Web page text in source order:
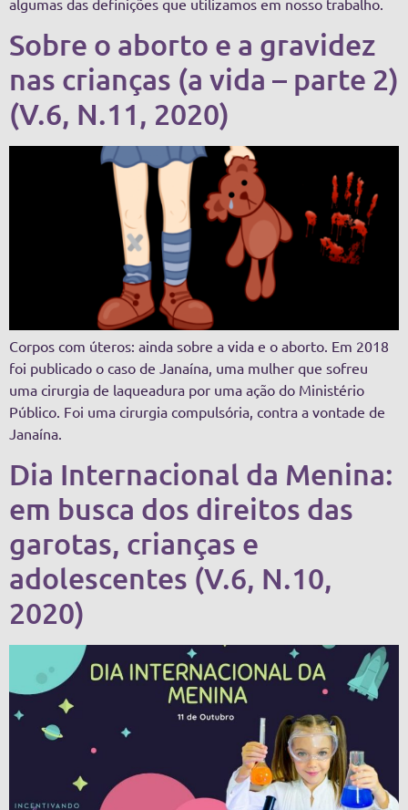
algumas das definições que utilizamos em nosso trabalho.
Sobre o aborto e a gravidez
nas crianças (a vida – parte 2)
(V.6, N.11, 2020)
Corpos com úteros: ainda sobre a vida e o aborto. Em 2018
foi publicado o caso de Janaína, uma mulher que sofreu
uma cirurgia de laqueadura por uma ação do Ministério
Público. Foi uma cirurgia compulsória, contra a vontade de
Janaína.
Dia Internacional da Menina:
em busca dos direitos das
garotas, crianças e
adolescentes (V.6, N.10,
2020)